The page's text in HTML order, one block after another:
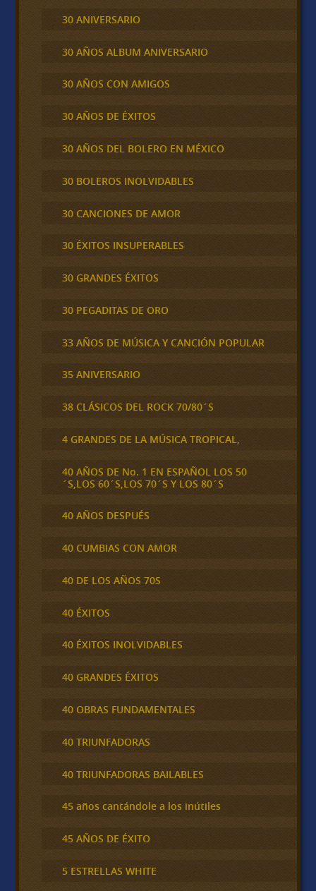
30 ANIVERSARIO
30 AÑOS ALBUM ANIVERSARIO
30 AÑOS CON AMIGOS
30 AÑOS DE ÉXITOS
30 AÑOS DEL BOLERO EN MÉXICO
30 BOLEROS INOLVIDABLES
30 CANCIONES DE AMOR
30 ÉXITOS INSUPERABLES
30 GRANDES ÉXITOS
30 PEGADITAS DE ORO
33 AÑOS DE MÚSICA Y CANCIÓN POPULAR
35 ANIVERSARIO
38 CLÁSICOS DEL ROCK 70/80´S
4 GRANDES DE LA MÚSICA TROPICAL,
40 AÑOS DE No. 1 EN ESPAÑOL LOS 50
´S,LOS 60´S,LOS 70´S Y LOS 80´S
40 AÑOS DESPUÉS
40 CUMBIAS CON AMOR
40 DE LOS AÑOS 70S
40 ÉXITOS
40 ÉXITOS INOLVIDABLES
40 GRANDES ÉXITOS
40 OBRAS FUNDAMENTALES
40 TRIUNFADORAS
40 TRIUNFADORAS BAILABLES
45 años cantándole a los inútiles
45 AÑOS DE ÉXITO
5 ESTRELLAS WHITE